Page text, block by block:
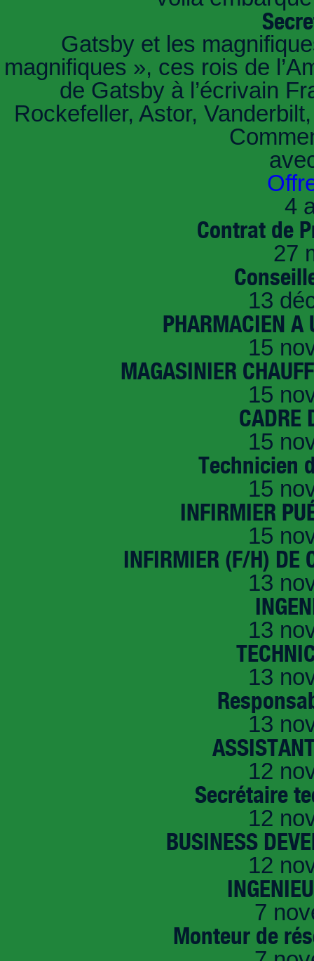
Gatsby et les
magnifiques », ces rois de
de Gatsby à l’écrivain
Rockefeller, Astor,
4
Contrat de
27
13
PHARMACIEN A
15
MAGASINIER
15
CADRE
15
Technicien
15
INFIRMIER
15
INFIRMIER (F/H) DE
13
13
13
13
12
Secrétaire
12
BUSINESS
12
7
Monteur de